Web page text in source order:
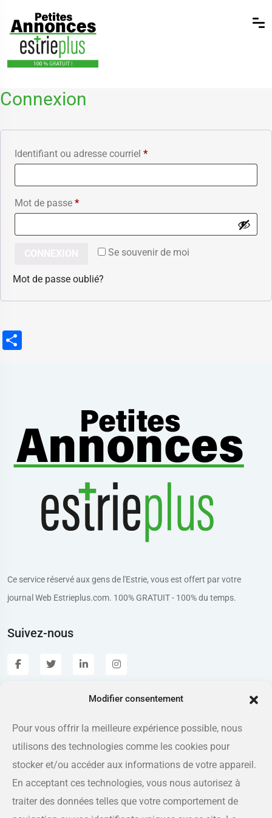
Modifier consentement
Pour vous offrir la meilleure expérience possible, nous
utilisons des technologies comme les cookies pour
stocker et/ou accéder aux informations de votre appareil.
En acceptant ces technologies, vous nous autorisez à
traiter des données telles que votre comportement de
Connexion
Identifiant ou adresse courriel *
Mot de passe *
Se souvenir de moi
Mot de passe oublié?
Ce service réservé aux gens de l'Estrie, vous est offert par votre
journal Web Estrieplus.com. 100% GRATUIT - 100% du temps.
Suivez-nous
Adresse
175 rue Queen, Sherbrooke QC J1L 1K1
Téléphone
819-566-8810